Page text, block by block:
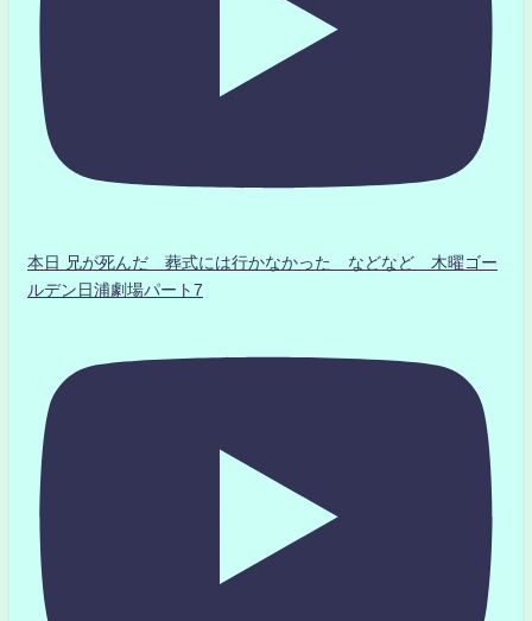
本日 兄が死んだ 葬式には行かなかった などなど 木曜ゴー
ルデン日浦劇場パート7